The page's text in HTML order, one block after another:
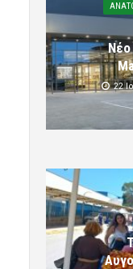
Νέο
22